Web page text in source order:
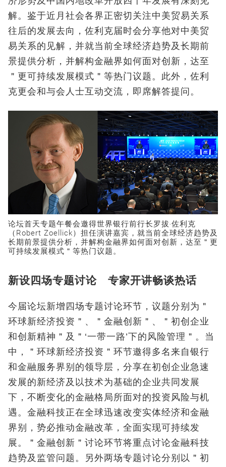
解。鉴于近月社会各界正密切关注中美贸易关系
往后的发展去向，佐利克届时会分享他对中美贸
易关系的见解，并就当前全球经济趋势及长期前
景提供分析，并解构金融界如何面对创新，达至
＂更可持续发展模式＂等热门议题。此外，佐利
克更会和与会人士互动交流，即席解答提问。
论坛首天专题午餐会邀得世界银行前行长罗拔‧佐利克
（Robert Zoellick）担任演讲嘉宾，就当前全球经济趋势及
长期前景提供分析，并解构金融界如何面对创新，达至＂更
可持续发展模式＂等热门议题。
新设四场专题讨论 专家开讲畅谈热话
今届论坛新增四场专题讨论环节，议题分别为＂
环球新经济投资＂、＂金融创新＂、＂初创企业
和创新精神＂及＂‘一带一路’下的风险管理＂。当
中，＂环球新经济投资＂环节邀得多名来自银行
和金融服务界别的领导层，分享在初创企业急速
发展的新经济及以技术为基础的企业共同发展
下，不断变化的金融格局所面对的投资风险与机
遇。金融科技正在全球迅速改变实体经济和金融
界别，势必推动金融改革，全面实现可持续发
展。＂金融创新＂讨论环节将重点讨论金融科技
趋势及监管问题。另外两场专题讨论分别以＂初